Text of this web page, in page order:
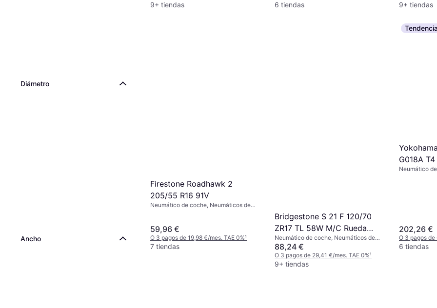
Diámetro
Ancho
9+ tiendas 6 tiendas 9+ tiendas
Firestone Roadhawk 2
205/55 R16 91V
Neumático de coche, Neumáticos de
59,96 €
O 3 pagos de 19,98 €/mes. TAE 0%¹
7 tiendas
Bridgestone S 21 F 120/70
ZR17 TL 58W M/C Rueda
Delantera
Neumático de coche, Neumáticos de
verano, No, Índice de Velocidad W (270
km/h), H (210 km/h)
88,24 €
O 3 pagos de 29,41 €/mes. TAE 0%¹
9+ tiendas
Tendencia
G018A
RPB
Neumático
202,26 €
O 3 pagos de
6 tiendas